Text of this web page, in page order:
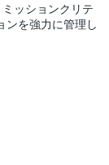
ッションクリテ
ンを強力に管理し